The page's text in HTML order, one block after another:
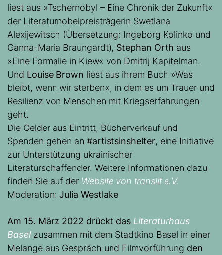
liest aus »Tschernobyl – Eine Chronik der Zukunft«
der Literaturnobelpreisträgerin Swetlana
Alexijewitsch (Übersetzung: Ingeborg Kolinko und
Ganna-Maria Braungardt), Stephan Orth aus
»Eine Formalie in Kiew« von Dmitrij Kapitelman.
Und Louise Brown liest aus ihrem Buch »Was
bleibt, wenn wir sterben«, in dem es um Trauer und
Resilienz von Menschen mit Kriegserfahrungen
geht.
Die Gelder aus Eintritt, Bücherverkauf und
Spenden gehen an #artistsinshelter, eine Initiative
zur Unterstützung ukrainischer
Literaturschaffender. Weitere Informationen dazu
finden Sie auf der Website von translit e.V.
Moderation: Julia Westlake
Am 15. März 2022 drückt das Literaturhaus
Baselzusammen mit dem Stadtkino Basel in einer
Melange aus Gespräch und Filmvorführung den